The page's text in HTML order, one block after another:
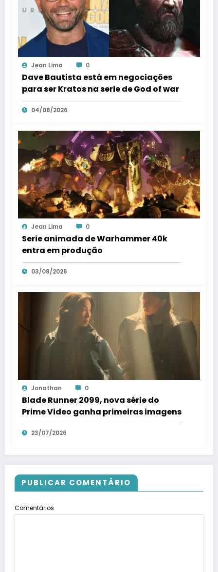
Jean Lima 0
Dave Bautista está em negociações
para ser Kratos na serie de God of war
04/08/2026
Jean Lima 0
Serie animada de Warhammer 40k
entra em produção
03/08/2026
Jonathan 0
Blade Runner 2099, nova série do
Prime Video ganha primeiras imagens
23/07/2026
PUBLICAR COMENTÁRIO
Comentários